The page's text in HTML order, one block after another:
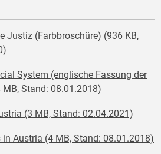
Justiz (Farbbroschüre) (936 KB,
System (englische Fassung der
MB, Stand: 08.01.2018)
(3 MB, Stand: 02.04.2021)
Austria (4 MB, Stand: 08.01.2018)